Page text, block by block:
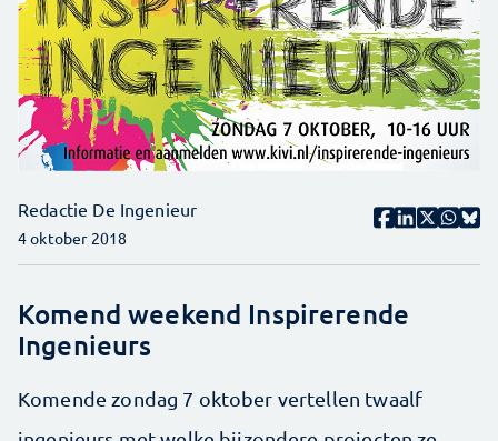
Redactie De Ingenieur
4 oktober 2018
Komend weekend Inspirerende
Ingenieurs
Komende zondag 7 oktober vertellen twaalf